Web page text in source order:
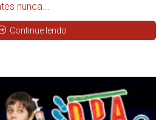
nunca...
Continue lendo